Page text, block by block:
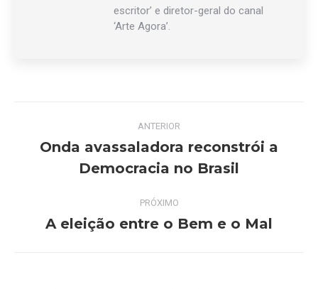
escritor’ e diretor-geral do canal
‘Arte Agora’.
Navegação
de
ANTERIOR
anterior:
Onda avassaladora reconstrói a
Democracia no Brasil
PRÓXIMO
Próximo
A eleição entre o Bem e o Mal